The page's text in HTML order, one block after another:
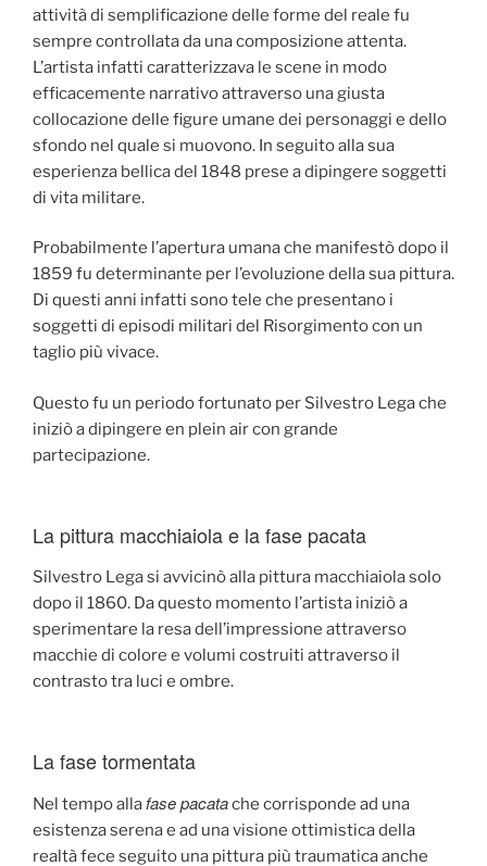
attività di semplificazione delle forme del reale fu
sempre controllata da una composizione attenta.
L’artista infatti caratterizzava le scene in modo
efficacemente narrativo attraverso una giusta
collocazione delle figure umane dei personaggi e dello
sfondo nel quale si muovono. In seguito alla sua
esperienza bellica del 1848 prese a dipingere soggetti
di vita militare.
Probabilmente l’apertura umana che manifestò dopo il
1859 fu determinante per l’evoluzione della sua pittura.
Di questi anni infatti sono tele che presentano i
soggetti di episodi militari del Risorgimento con un
taglio più vivace.
Questo fu un periodo fortunato per Silvestro Lega che
iniziò a dipingere en plein air con grande
partecipazione.
La pittura macchiaiola e la fase pacata
Silvestro Lega si avvicinò alla pittura macchiaiola solo
dopo il 1860. Da questo momento l’artista iniziò a
sperimentare la resa dell’impressione attraverso
macchie di colore e volumi costruiti attraverso il
contrasto tra luci e ombre.
La fase tormentata
Nel tempo alla fase pacatache corrisponde ad una
esistenza serena e ad una visione ottimistica della
realtà fece seguito una pittura più traumatica anche